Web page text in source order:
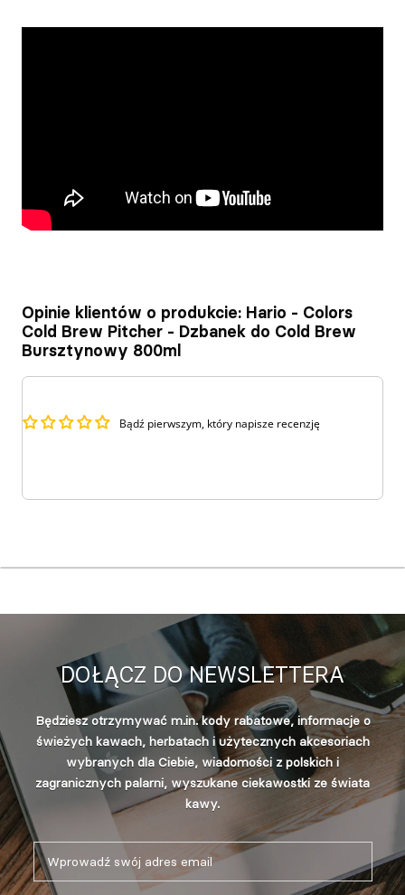
Opinie klientów o produkcie: Hario - Colors
Cold Brew Pitcher - Dzbanek do Cold Brew
Bursztynowy 800ml
Bądź pierwszym, który napisze recenzję
DOŁĄCZ DO NEWSLETTERA
Będziesz otrzymywać m.in. kody rabatowe, informacje o
świeżych kawach, herbatach i użytecznych akcesoriach
wybranych dla Ciebie, wiadomości z polskich i
zagranicznych palarni, wyszukane ciekawostki ze świata
kawy.